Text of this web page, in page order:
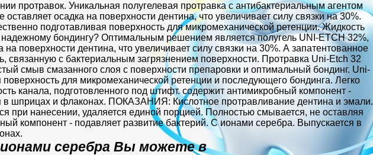
протравок. Уникальная полугелевая протравка с антибактериальным агентом
осадка на поверхности дентина, что увеличивает силу связки на 30%.
подготавливая поверхность для микромеханической ретенции. Жидкость
бондингу? Оптимальным решением является полугель UNI-ETCH 32%,
поверхности дентина, что увеличивает силу связки на 30%. А запатентованное
с бактериальным загрязнением поверхности. Протравка Uni-Etch 32
смыв смазанного слоя с поверхности препаровки и оптимальный бондинг. Uni-
для микромеханической ретенции и последующего бондинга. Легко
канала, подготовленного под штифт. содержит антимикробный компонент -
в шприцах и флаконах. ПОКАЗАНИЯ: Кислотное протравливание дентина и эмали.
нанесении, удаляется единой порцией. Полностью смывается, не оставляя
компонент - подавляет развитие бактерий. С ионами серебра. Выпускается в
ионами серебра Вы можете в